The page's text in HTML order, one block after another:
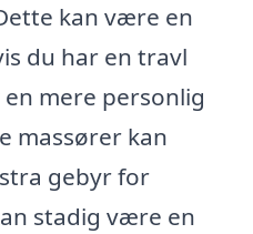
kan være en
du har en travl
mere personlig
massører kan
gebyr for
stadig være en